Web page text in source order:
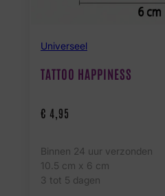
Universeel
TATTOO HAPPINESS
€ 4,95
Binnen 24 uur verzonden
10.5 cm x 6 cm
3 tot 5 dagen